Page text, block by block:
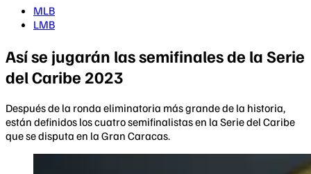
MLB
LMB
Así se jugarán las semifinales de la Serie
del Caribe 2023
Después de la ronda eliminatoria más grande de la historia,
están definidos los cuatro semifinalistas en la Serie del Caribe
que se disputa en la Gran Caracas.